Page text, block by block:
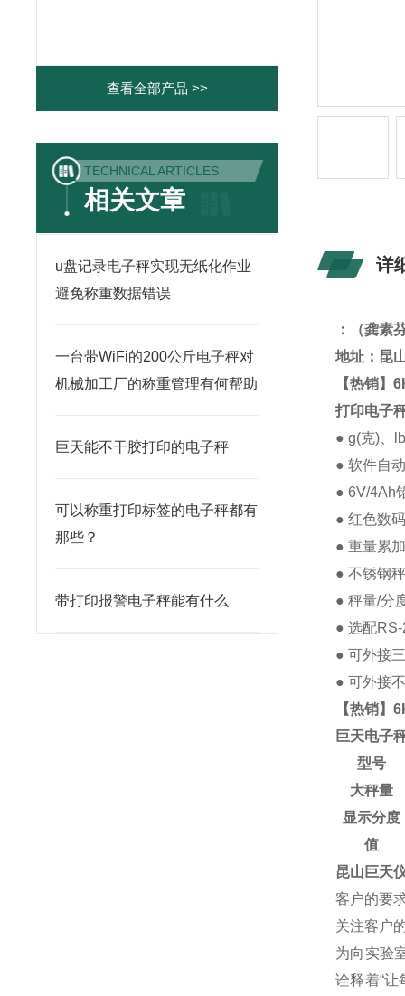
查看全部产品 >>
TECHNICAL ARTICLES
相关文章
u盘记录电子秤实现无纸化作业
避免称重数据错误
一台带WiFi的200公斤电子秤对
机械加工厂的称重管理有何帮助
巨天能不干胶打印的电子秤
可以称重打印标签的电子秤都有
那些？
带打印报警电子秤能有什么
详
：
（龚
地址：昆
【热销】
打印电子
● g(克)、
● 软件自
● 6V/4Ah
● 红色数
● 重量累
● 不锈钢
● 秤量/分
●选配
● 可外接
● 可外接
【热销】
巨天电子
型号
大秤量
显示分度
值
昆山巨天
客户的要
关注客户
为向实验
诠释着“